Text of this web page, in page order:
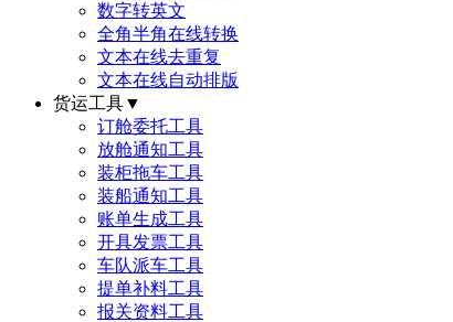
数字转英文
全角半角在线转换
文本在线去重复
文本在线自动排版
货运工具▼
订舱委托工具
放舱通知工具
装柜拖车工具
装船通知工具
账单生成工具
开具发票工具
车队派车工具
提单补料工具
报关资料工具